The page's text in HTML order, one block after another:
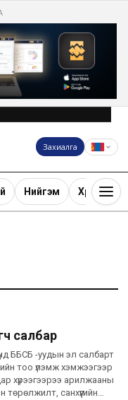
Захиалга
Нийгэм Хөрөнгө
салбар
ББСБ -уудын эл салбарт
тоо үлэмж хэмжээгээр
хүрээгээрээ арилжааны
санхүүгийн